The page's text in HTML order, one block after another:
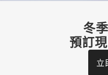
冬
預訂
立